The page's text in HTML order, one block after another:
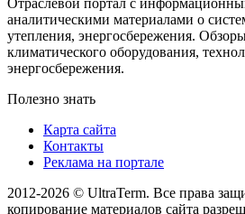
аналитическими материалами о
утепления, энергосбережения.
климатического оборудования,
энергосбережения.
Полезно знать
Карта сайта
Контакты
Реклама на портале
2012-2026 © UltraTerm. Все права
копирование материалов сайта